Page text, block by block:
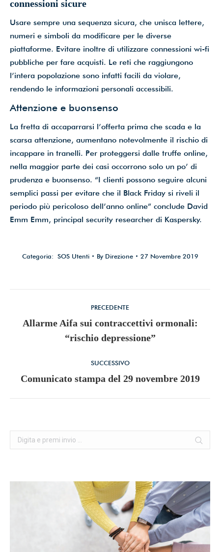
connessioni sicure
Usare sempre una sequenza sicura, che unisca lettere,
numeri e simboli da modificare per le diverse
piattaforme. Evitare inoltre di utilizzare connessioni wi-fi
pubbliche per fare acquisti. Le reti che raggiungono
l’intera popolazione sono infatti facili da violare,
rendendo le informazioni personali accessibili.
Attenzione e buonsenso
La fretta di accaparrarsi l’offerta prima che scada e la
scarsa attenzione, aumentano notevolmente il rischio di
incappare in tranelli. Per proteggersi dalle truffe online,
nella maggior parte dei casi occorrono solo un po’ di
prudenza e buonsenso. “I clienti possono seguire alcuni
semplici passi per evitare che il Black Friday si riveli il
periodo più pericoloso dell’anno online” conclude David
Emm Emm, principal security researcher di Kaspersky.
Categoria: SOS Utenti By Direzione 27 Novembre 2019
navigazione
PRECEDENTE
Stile
dell'anteprima:
Allarme Aifa sui contraccettivi ormonali:
“rischio depressione”
SUCCESSIVO
Numero
Comunicato stampa del 29 novembre 2019
Cerca